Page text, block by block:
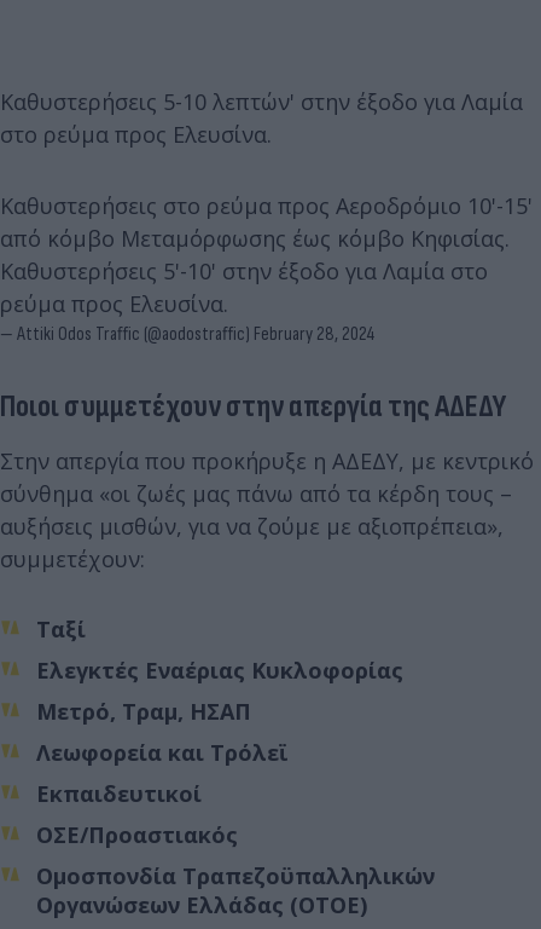
Καθυστερήσεις 5-10 λεπτών' στην έξοδο για Λαμία
στο ρεύμα προς Ελευσίνα.
Καθυστερήσεις στο ρεύμα προς Αεροδρόμιο 10'-15'
από κόμβο Μεταμόρφωσης έως κόμβο Κηφισίας.
Καθυστερήσεις 5'-10' στην έξοδο για Λαμία στο
ρεύμα προς Ελευσίνα.
— Attiki Odos Traffic (@aodostraffic) February 28, 2024
Ποιοι συμμετέχουν στην απεργία της ΑΔΕΔΥ
Στην απεργία που προκήρυξε η ΑΔΕΔΥ, με κεντρικό
σύνθημα «οι ζωές μας πάνω από τα κέρδη τους –
αυξήσεις μισθών, για να ζούμε με αξιοπρέπεια»,
συμμετέχουν:
Ταξί
Ελεγκτές Εναέριας Κυκλοφορίας
Μετρό, Τραμ, ΗΣΑΠ
Λεωφορεία και Τρόλεϊ
Εκπαιδευτικοί
ΟΣΕ/Προαστιακός
Ομοσπονδία Τραπεζοϋπαλληλικών
Οργανώσεων Ελλάδας (ΟΤΟΕ)